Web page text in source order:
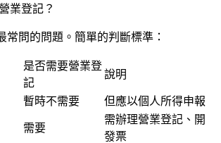
業登記？
常問的問題。簡單的判斷標準：
是否需要營業登
記
說明
暫時不需要 但應以個人所得申報
需要
需辦理營業登記、開
發票